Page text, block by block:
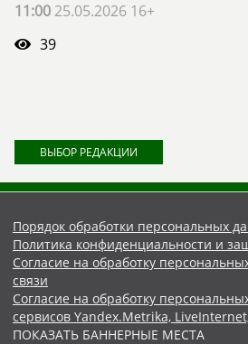
11:00 25.05.2026 16+
39
ВЫБОР РЕДАКЦИИ
Порядок обработки персональных
Политика конфиденциальности и
Согласие на обработку
связи
Согласие на обработку
сервисов Yandex.Metrika,
ПОКАЗАТЬ БАННЕРНЫЕ МЕСТА